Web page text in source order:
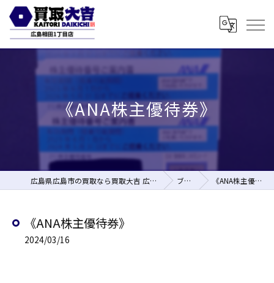
《ANA株主優待券》
広島県広島市の買取なら買取大吉 広島相田1丁目店 ブログ 《ANA株主優待券》
《ANA株主優待券》
2024/03/16